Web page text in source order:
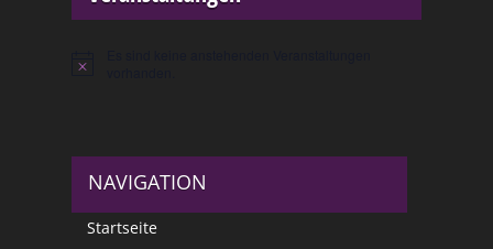
Hinweis
NAVIGATION
Startseite